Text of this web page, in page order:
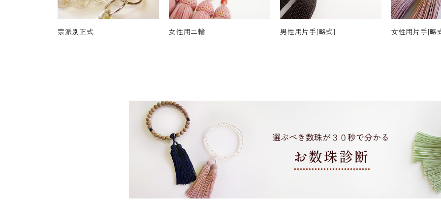
宗派別正式 女性用二輪 男性用片手[略式] 女性用片手[略